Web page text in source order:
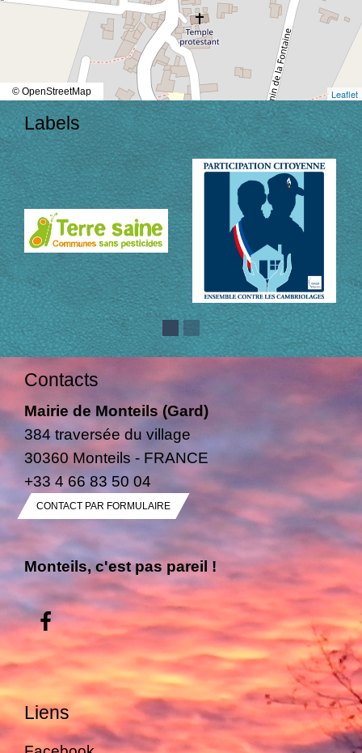
Leaflet
© OpenStreetMap
Labels
Contacts
Mairie de Monteils (Gard)
384 traversée du village
30360 Monteils - FRANCE
+33 4 66 83 50 04
CONTACT PAR FORMULAIRE
Monteils, c'est pas pareil !
Liens